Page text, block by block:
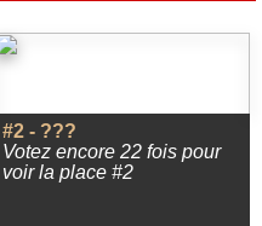
#2 - ???
Votez encore 22 fois pour
voir la place #2